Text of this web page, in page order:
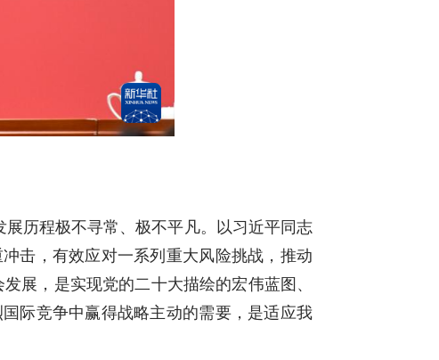
历程极不寻常、极不平凡。以习近平同志
击，有效应对一系列重大风险挑战，推动
展，是实现党的二十大描绘的宏伟蓝图、
际竞争中赢得战略主动的需要，是适应我